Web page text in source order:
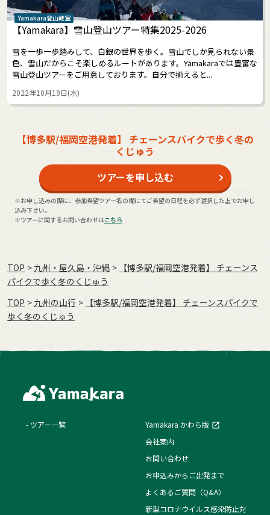
Yamakara登山教室
【Yamakara】雪山登山ツアー特集2025-2026
雪を一歩一歩踏みして、白銀の世界を歩く。雪山でしか見られない景
色、雪山だからこそ楽しめるルートがあります。Yamakaraでは豊富な
雪山登山ツアーをご用意しております。自分で揃えると...
2022年10月19日(水)
【博多駅/福岡空港発着】 チェーンスパイクで歩く冬の
くじゅう
ツアーを申し込む
※お申し込みの際に、参加希望ツアー名の欄にてご希望の日程を必ず選択した上でお申し
込み下さい。
※ツアーに関するお問い合わせはこちら
TOP 九州・屋久島・沖縄
【博多駅/福岡空港発着】 チェーンス
パイクで歩く冬のくじゅう
TOP
九州の山行
【博多駅/福岡空港発着】 チェーンスパイクで
歩く冬のくじゅう
ツアー一覧
Yamakara かわら版
会社案内
お問い合わせ
お申込みからご出発まで
よくあるご質問（Q&A）
新型コロナウイルス感染防止対